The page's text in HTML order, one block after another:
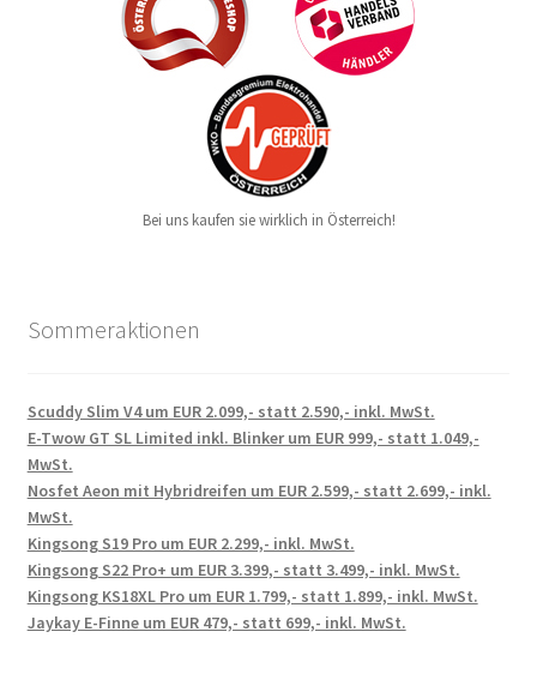
Bei uns kaufen sie wirklich in Österreich!
Sommeraktionen
Scuddy Slim V4 um EUR 2.099,- statt 2.590,- inkl. MwSt.
E-Twow GT SL Limited inkl. Blinker um EUR 999,- statt 1.049,-
MwSt.
Nosfet Aeon mit Hybridreifen um EUR 2.599,- statt 2.699,- inkl.
MwSt.
Kingsong S19 Pro um EUR 2.299,- inkl. MwSt.
Kingsong S22 Pro+ um EUR 3.399,- statt 3.499,- inkl. MwSt.
Kingsong KS18XL Pro um EUR 1.799,- statt 1.899,- inkl. MwSt.
Jaykay E-Finne um EUR 479,- statt 699,- inkl. MwSt.